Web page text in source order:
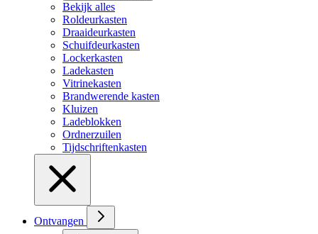
Bekijk alles
Roldeurkasten
Draaideurkasten
Schuifdeurkasten
Lockerkasten
Ladekasten
Vitrinekasten
Brandwerende kasten
Kluizen
Ladeblokken
Ordnerzuilen
Tijdschriftenkasten
Ontvangen